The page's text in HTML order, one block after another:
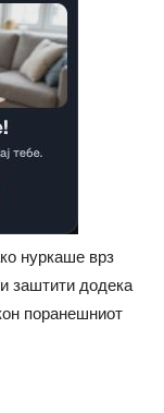
нуркаше врз
заштити додека
поранешниот